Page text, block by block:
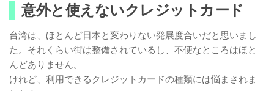
意外と使えないクレジットカード
台湾は、ほとんど日本と変わりない発展度合いだと思いまし
た。それくらい街は整備されているし、不便なところはほと
んどありません。
けれど、利用できるクレジットカードの種類には悩まされま